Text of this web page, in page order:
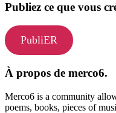
Publiez ce que vous
PubliER
À propos de merco6.
Merco6 is a community
poems, books, pieces of